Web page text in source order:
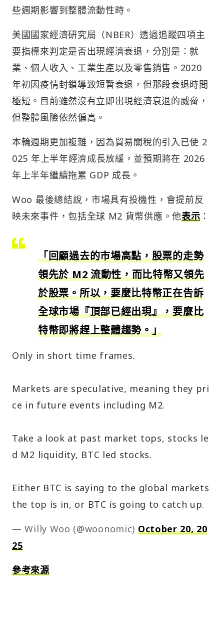
些週期影響到整體流動性時。
美國國家經濟研究局（NBER）透過追蹤四項主
要指標來判定是否出現經濟衰退，分別是：就
業、個人收入、工業生產以及零售銷售。2020
年初因疫情封鎖導致短暫衰退，但那段衰退時間
極短。目前雖然沒有立即出現經濟衰退的威脅，
但整體風險依然偏高。
本輪週期更加複雜，因為貿易關稅的引入已使 2
025 年上半年經濟成長放緩，並預期將在 2026
年上半年繼續拖累 GDP 成長。
Woo 最後總結說，市場具有投機性，會提前反
映未來事件，包括全球 M2 貨幣供應。他表示 ：
「回顧過去的市場高點，股票的走勢
領先於 M2 流動性，而比特幣又領先
於股票。所以，要麼比特幣正在告訴
全球市場『頂部已經出現』，要麼比
特幣即將趕上整體趨勢。」
Only in short time frames.
Markets are speculative, meaning they pri
ce in future events including M2.
Take a look at past market tops, stocks le
d M2 liquidity, BTC led stocks.
Either BTC is saying to the global markets
the top is in, or BTC is going to catch up.
— Willy Woo (@woonomic) October 20, 20
25
參考來源